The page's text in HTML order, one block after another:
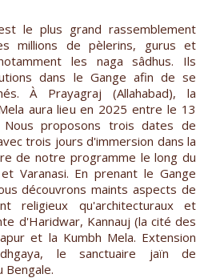
le plus grand rassemblement
millions de pèlerins, gurus et
les naga sâdhus. Ils
dans le Gange afin de se
À Prayagraj (Allahabad), la
aura lieu en 2025 entre le 13
proposons trois dates de
trois jours d'immersion dans la
de notre programme le long du
Varanasi. En prenant le Gange
découvrons maints aspects de
religieux qu'architecturaux et
d'Haridwar, Kannauj (la cité des
et la Kumbh Mela. Extension
le sanctuaire jaïn de
Bengale.